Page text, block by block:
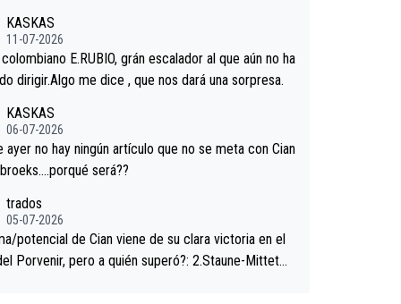
casi sin pedalear, luego está el saludo con Evenepo
la mano de una manera muy fraternal, más allá
toques en el hombro con que saludaba a Vin
abarca poco aprieta, a ver si por querer poner a
con calzador en posición de podio UAE y Pojacar
complicar el tour.
KASKAS
11-07-2026
E.RUBIO, grán escalador al que aún no ha
n sabido dirigir.Algo me dice , que nos dará una sorpresa.
KASKAS
06-07-2026
ayer no hay ningún artículo que no se meta con Cian
será??
trados
05-07-2026
potencial de Cian viene de su clara victoria en el
Porvenir, pero a quién superó?: 2.Staune-Mittet